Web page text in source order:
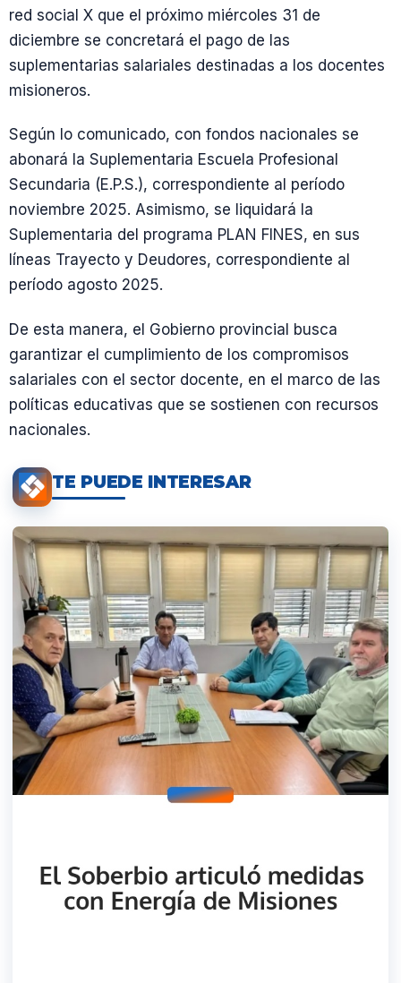
red social X que el próximo miércoles 31 de
diciembre se concretará el pago de las
suplementarias salariales destinadas a los docentes
misioneros.
Según lo comunicado, con fondos nacionales se
abonará la Suplementaria Escuela Profesional
Secundaria (E.P.S.), correspondiente al período
noviembre 2025. Asimismo, se liquidará la
Suplementaria del programa PLAN FINES, en sus
líneas Trayecto y Deudores, correspondiente al
período agosto 2025.
De esta manera, el Gobierno provincial busca
garantizar el cumplimiento de los compromisos
salariales con el sector docente, en el marco de las
políticas educativas que se sostienen con recursos
nacionales.
TE PUEDE INTERESAR